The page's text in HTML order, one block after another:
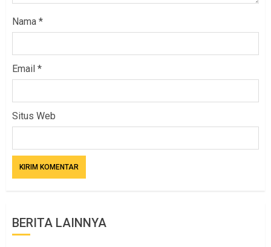
Nama *
Email *
Situs Web
BERITA LAINNYA